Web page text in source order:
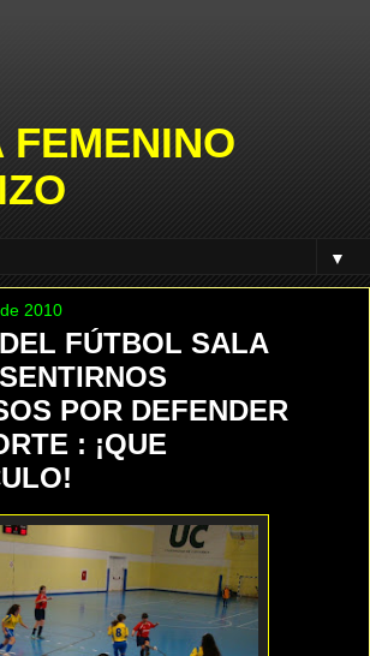
FEMENINO
▼
2010
FÚTBOL SALA
POR DEFENDER
: ¡QUE